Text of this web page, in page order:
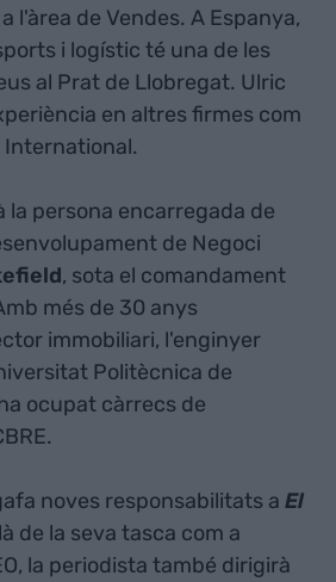
l'àrea de Vendes. A Espanya,
i logístic té una de les
al Prat de Llobregat. Ulric
en altres firmes com
International.
la persona encarregada de
de Negoci
, sota el comandament
més de 30 anys
immobiliari, l'enginyer
Politècnica de
ocupat càrrecs de
noves responsabilitats a El
de la seva tasca com a
la periodista també dirigirà